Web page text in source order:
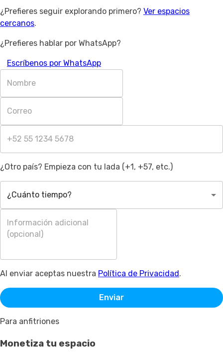
¿Prefieres seguir explorando primero? Ver espacios
cercanos.
¿Prefieres hablar por WhatsApp?
Escríbenos por WhatsApp
¿Otro país? Empieza con tu lada (+1, +57, etc.)
¿Cuánto tiempo?
Al enviar aceptas nuestra Política de Privacidad.
Enviar
Para anfitriones
Monetiza tu espacio